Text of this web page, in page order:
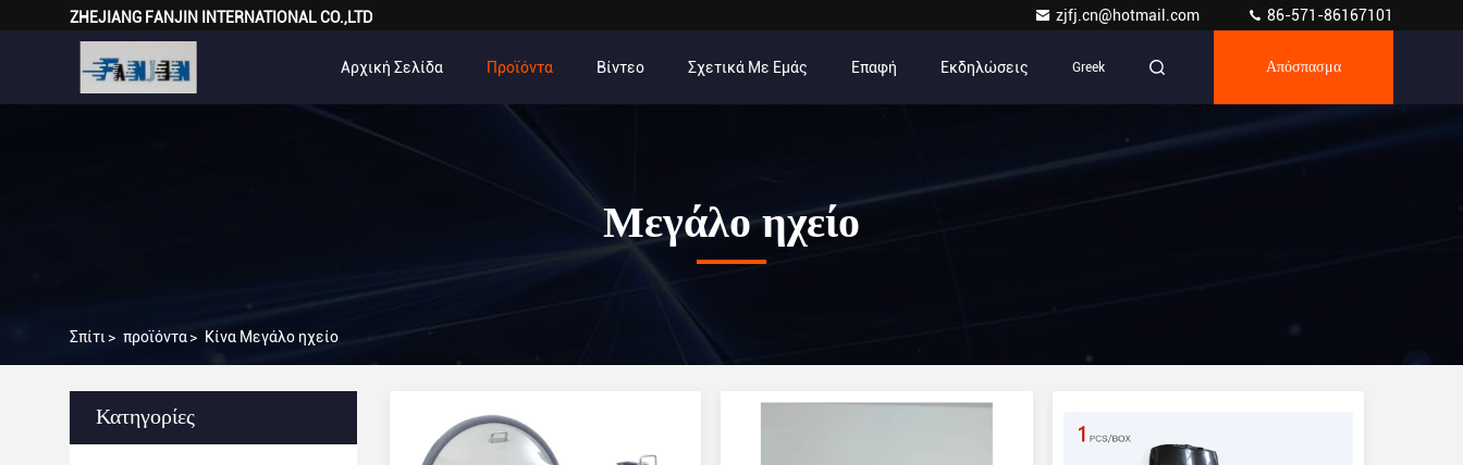
ZHEJIANG FANJIN INTERNATIONAL CO.,LTD zjfj.cn@hotmail.com 86-571-86167101
Αρχική Σελίδα Προϊόντα Βίντεο Σχετικά Με Εμάς Επαφή Εκδηλώσεις Greek Απόσπασμα
Μεγάλο ηχείο
Σπίτι > προϊόντα> Κίνα Μεγάλο ηχείο
Κατηγορίες